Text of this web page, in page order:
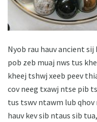
Nyob rau hauv ancient
pob zeb muaj nws tus
kheej tshwj xeeb peev
cov neeg txawj ntse pib
tus tswv ntawm lub
hauv kev sib ntaus sib